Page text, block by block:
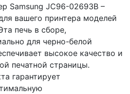
Samsung JC96-02693B –
вашего принтера моделей
печь в сборе,
для черно-белой
высокое качество и
печатной страницы.
гарантирует